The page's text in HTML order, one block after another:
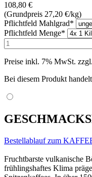
108,80 €
(Grundpreis 27,20 €/kg)
Pflichtfeld Mahlgrad*
Pflichtfeld Menge*
Preise inkl. 7% MwSt. zzgl.
Bei diesem Produkt
Bestellablauf zum
Fruchtbarste vulkanische
frühlingshaftes Klima